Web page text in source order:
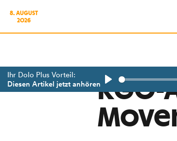
8. AUGUST
2026
Ihr Dolo Plus Vorteil:
Diesen Artikel jetzt anhören